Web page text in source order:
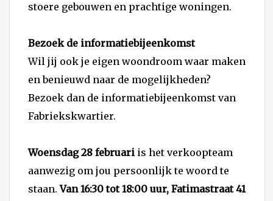
stoere gebouwen en prachtige woningen.
Bezoek de informatiebijeenkomst
Wil jij ook je eigen woondroom waar maken
en benieuwd naar de mogelijkheden?
Bezoek dan de informatiebijeenkomst van
Fabriekskwartier.
Woensdag 28 februari is het verkoopteam
aanwezig om jou persoonlijk te woord te
staan.Van 16:30 tot 18:00 uur, Fatimastraat 41